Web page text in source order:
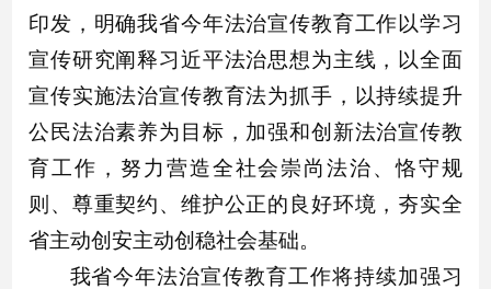
印发，明确我省今年法治宣传教育工作以学习
宣传研究阐释习近平法治思想为主线，以全面
宣传实施法治宣传教育法为抓手，以持续提升
公民法治素养为目标，加强和创新法治宣传教
育工作，努力营造全社会崇尚法治、恪守规
则、尊重契约、维护公正的良好环境，夯实全
省主动创安主动创稳社会基础。
我省今年法治宣传教育工作将持续加强习